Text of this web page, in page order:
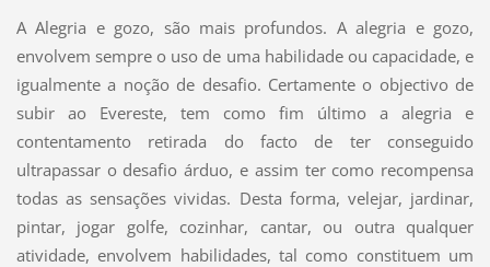
A Alegria e gozo, são mais profundos. A alegria e gozo,
envolvem sempre o uso de uma habilidade ou capacidade, e
igualmente a noção de desafio. Certamente o objectivo de
subir ao Evereste, tem como fim último a alegria e
contentamento retirada do facto de ter conseguido
ultrapassar o desafio árduo, e assim ter como recompensa
todas as sensações vividas. Desta forma, velejar, jardinar,
pintar, jogar golfe, cozinhar, cantar, ou outra qualquer
atividade, envolvem habilidades, tal como constituem um